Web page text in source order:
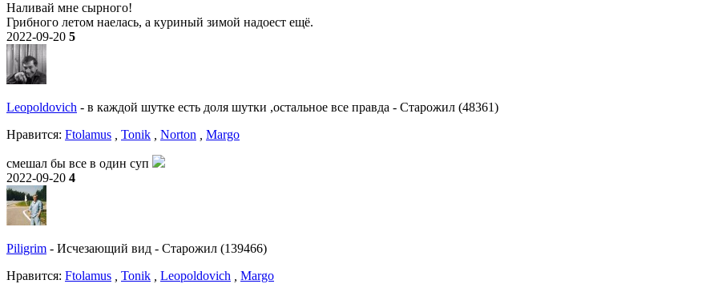
Наливай мне сырного!
Грибного летом наелась, а куриный зимой надоест ещё.
2022-09-20 5
Leopoldovich - в каждой шутке есть доля шутки ,остальное все правда - Старожил (48361)
Нравитcя: Ftolamus , Tonik , Norton , Margo
смешал бы все в один суп
2022-09-20 4
Piligrim - Исчезающий вид - Старожил (139466)
Нравитcя: Ftolamus , Tonik , Leopoldovich , Margo